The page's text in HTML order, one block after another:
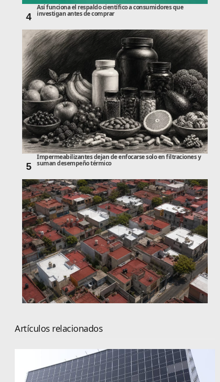
4
Así funciona el respaldo científico a consumidores que
investigan antes de comprar
5
Impermeabilizantes dejan de enfocarse solo en filtraciones y
suman desempeño térmico
Artículos relacionados